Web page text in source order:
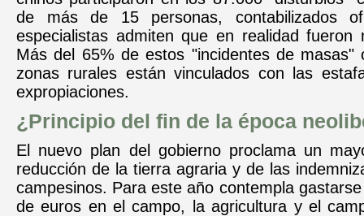
de más de 15 personas, contabilizados
especialistas admiten que en realidad fueron
Más del 65% de estos "incidentes de masas"
zonas rurales están vinculados con las
expropiaciones.
¿Principio del fin de la época
El nuevo plan del gobierno proclama un
reducción de la tierra agraria y de las
campesinos. Para este año contempla
de euros en el campo, la agricultura y el